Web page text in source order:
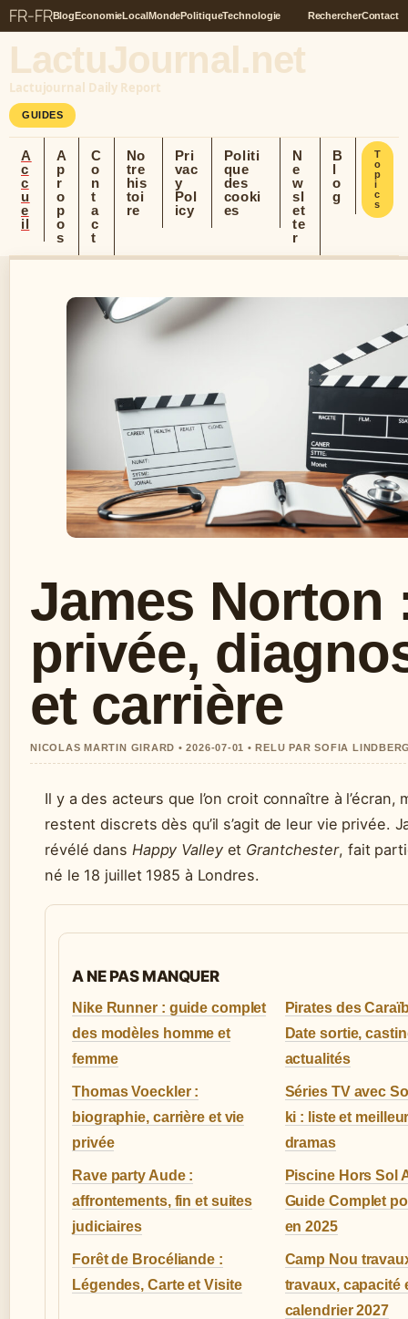
FR-FRBlogEconomieLocalMondePolitiqueTechnologie RechercherContact
LactuJournal.net
Lactujournal Daily Report
GUIDES
A
c
c
u
e
il
A
p
r
o
p
o
s
C
o
n
t
a
c
t
No
tre
his
toi
re
Pri
vac
y
Pol
icy
Politi
que
des
cooki
es
N
e
w
sl
et
te
r
B
l
o
g
T
o
p
i
c
s
James Norton
privée,
et carrière
NICOLAS MARTIN GIRARD • 2026-07-01 • RELU PAR SOFIA
Il y a des acteurs que l’on croit connaître à l’écran,
restent discrets dès qu’il s’agit de leur vie privée.
révélé dans Happy Valleyet Grantchester, fait
né le 18 juillet 1985 à Londres.
A NE PAS MANQUER
Nike Runner : guide complet
des modèles homme et
femme
Pirates des
Date sortie,
actualités
Thomas Voeckler :
biographie, carrière et vie
privée
Séries TV avec
ki : liste et
dramas
Rave party Aude :
affrontements, fin et suites
judiciaires
Piscine Hors Sol
Guide Complet
en 2025
Forêt de Brocéliande :
Légendes, Carte et Visite
Camp Nou
travaux, capacité
calendrier 2027